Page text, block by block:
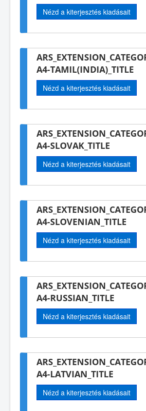
Nézd a kiterjesztés kiadásait
A4-TAMIL(INDIA)_TITLE
Nézd a kiterjesztés kiadásait
A4-SLOVAK_TITLE
Nézd a kiterjesztés kiadásait
A4-SLOVENIAN_TITLE
Nézd a kiterjesztés kiadásait
A4-RUSSIAN_TITLE
Nézd a kiterjesztés kiadásait
A4-LATVIAN_TITLE
Nézd a kiterjesztés kiadásait